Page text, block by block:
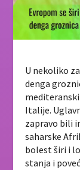
U nekoliko
denga
mediteranski
Italije.
zapravo bili
saharske
bolest širi i
stanja i